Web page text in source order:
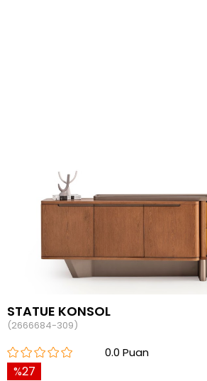
STATUE KONSOL
(2666684-309)
0.0
27